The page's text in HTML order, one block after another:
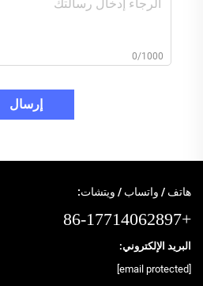
0/1000
إرسال
هاتف / واتساب / ويتشات:
+86-17714062897
البريد الإلكتروني: